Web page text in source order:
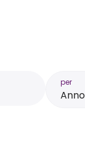
per
Anno